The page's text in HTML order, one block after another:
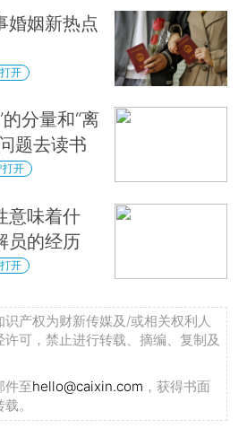
婚姻新热点
开
分量和“离
题去读书
打开
意味着什
员的经历
开
产权为财新传媒及/或相关权利人
可，禁止进行转载、摘编、复制及
件至hello@caixin.com ，获得书面
。